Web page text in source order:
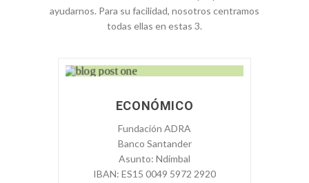
ayudarnos. Para su facilidad, nosotros centramos
todas ellas en estas 3.
ECONÓMICO
Fundación ADRA
Banco Santander
Asunto: Ndimbal
IBAN: ES15 0049 5972 2920